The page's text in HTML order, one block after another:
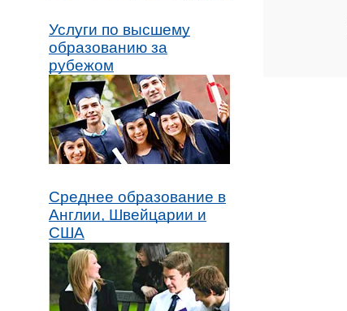
Услуги по высшему
образованию за
рубежом
Среднее образование в
Англии, Швейцарии и
США